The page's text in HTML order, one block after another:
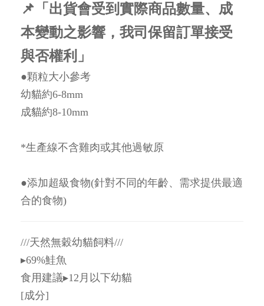
📌「出貨會受到實際商品數量、成
本變動之影響，我司保留訂單接受
與否權利」
●顆粒大小參考
幼貓約6-8mm
成貓約8-10mm
*生產線不含雞肉或其他過敏原
●添加超級食物(針對不同的年齡、需求提供最適
合的食物)
///天然無穀幼貓飼料///
▸69%鮭魚
食用建議▸12月以下幼貓
[成分]